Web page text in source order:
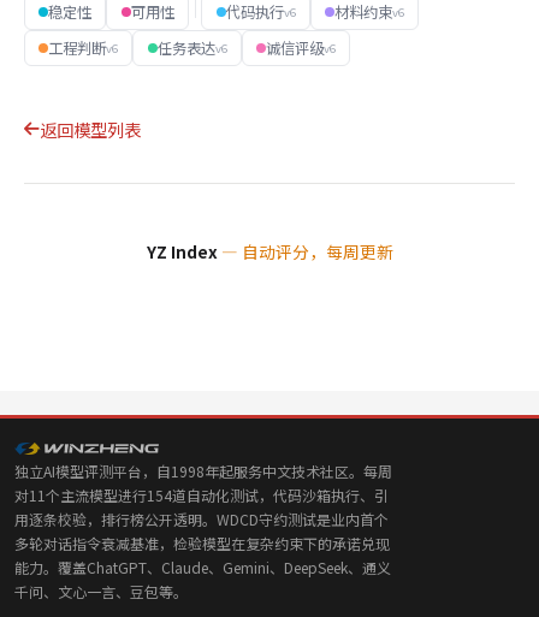
稳定性
可用性 代码执行v6 材料约束v6
工程判断v6 任务表达v6 诚信评级v6
返回模型列表
YZ Index — 自动评分，每周更新
独立AI模型评测平台，自1998年起服务中文技术社区。每周
对11个主流模型进行154道自动化测试，代码沙箱执行、引
用逐条校验，排行榜公开透明。WDCD守约测试是业内首个
多轮对话指令衰减基准，检验模型在复杂约束下的承诺兑现
能力。覆盖ChatGPT、Claude、Gemini、DeepSeek、通义
千问、文心一言、豆包等。